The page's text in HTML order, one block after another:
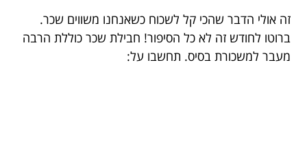
זה אולי הדבר שהכי קל לשכוח כשאנחנו משווים שכר.
ברוטו לחודש זה לא כל הסיפור! חבילת שכר כוללת הרבה
מעבר למשכורת בסיס. תחשבו על: